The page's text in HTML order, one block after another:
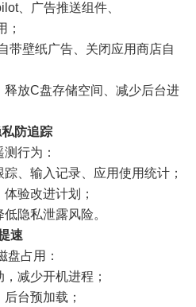
、广告推送组件、
；
带壁纸广告、关闭应用商店自
放C盘存储空间、减少后台进
防追踪
行为：
、输入记录、应用使用统计；
验改进计划；
隐私泄露风险。
速
盘占用：
减少开机进程；
台预加载；